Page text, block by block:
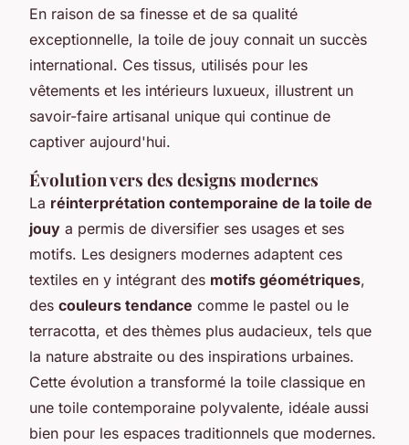
En raison de sa finesse et de sa qualité
exceptionnelle, la toile de jouy connait un succès
international. Ces tissus, utilisés pour les
vêtements et les intérieurs luxueux, illustrent un
savoir-faire artisanal unique qui continue de
captiver aujourd'hui.
Évolution vers des designs modernes
La réinterprétation contemporaine de la toile de
jouy a permis de diversifier ses usages et ses
motifs. Les designers modernes adaptent ces
textiles en y intégrant des motifs géométriques,
des couleurs tendance comme le pastel ou le
terracotta, et des thèmes plus audacieux, tels que
la nature abstraite ou des inspirations urbaines.
Cette évolution a transformé la toile classique en
une toile contemporaine polyvalente, idéale aussi
bien pour les espaces traditionnels que modernes.